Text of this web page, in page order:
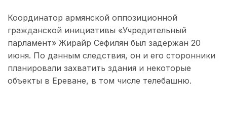
Координатор армянской оппозиционной
гражданской инициативы «Учредительный
парламент» Жирайр Сефилян был задержан 20
июня. По данным следствия, он и его сторонники
планировали захватить здания и некоторые
объекты в Ереване, в том числе телебашню.